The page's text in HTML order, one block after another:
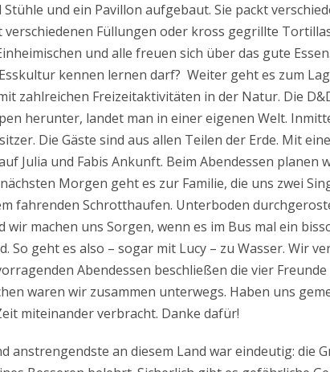
und ein Pavillon aufgebaut. Sie packt
Füllungen oder kross gegrillte
und alle freuen sich über das gute
kennen lernen darf? Weiter geht es zum
zahlreichen Freizeitaktivitäten in der Natur. Die
herunter, landet man in einer eigenen Welt.
Die Gäste sind aus allen Teilen der Erde. Mit
Julia und Fabis Ankunft. Beim Abendessen planen
Morgen geht es zur Familie, die uns zwei
fahrenden Schrotthaufen. Unterboden
wir machen uns Sorgen, wenn es im Bus mal ein
So geht es also – sogar mit Lucy – zu Wasser. Wir
Abendessen beschließen die vier
waren wir zusammen unterwegs. Haben uns
miteinander verbracht. Danke dafür!
anstrengendste an diesem Land war eindeutig: die